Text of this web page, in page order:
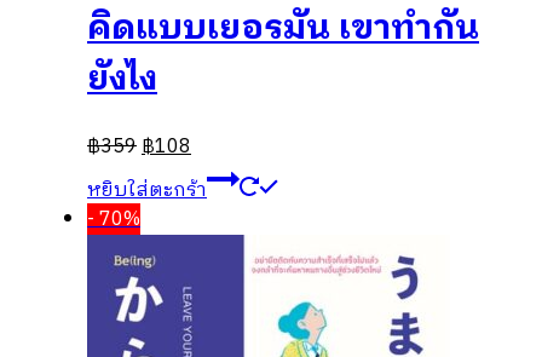
คิดแบบเยอรมัน เขาทำกัน
ยังไง
฿359฿108
หยิบใส่ตะกร้า
- 70%